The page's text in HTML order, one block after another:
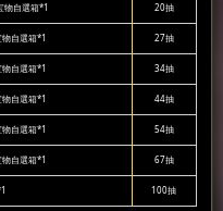
物自選箱*1 20抽
自選箱*1 27抽
自選箱*1 34抽
自選箱*1 44抽
自選箱*1 54抽
自選箱*1 67抽
100抽